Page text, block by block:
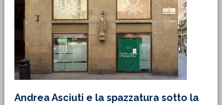
Andrea Asciuti e la spazzatura sotto la